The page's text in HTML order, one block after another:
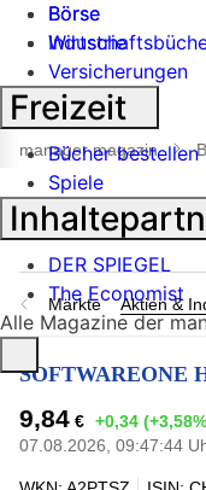
Börse
Industrie
Suche
öffnen
manager magazin
Märkte Aktien &
SOFTWAREONE
9,84 € +0,34
07.08.2026, 09:47:44
Börse
Versicherungen
Freizeit
Bücher bestellen
Spiele
DER SPIEGEL
The Economist
Alle Magazine der